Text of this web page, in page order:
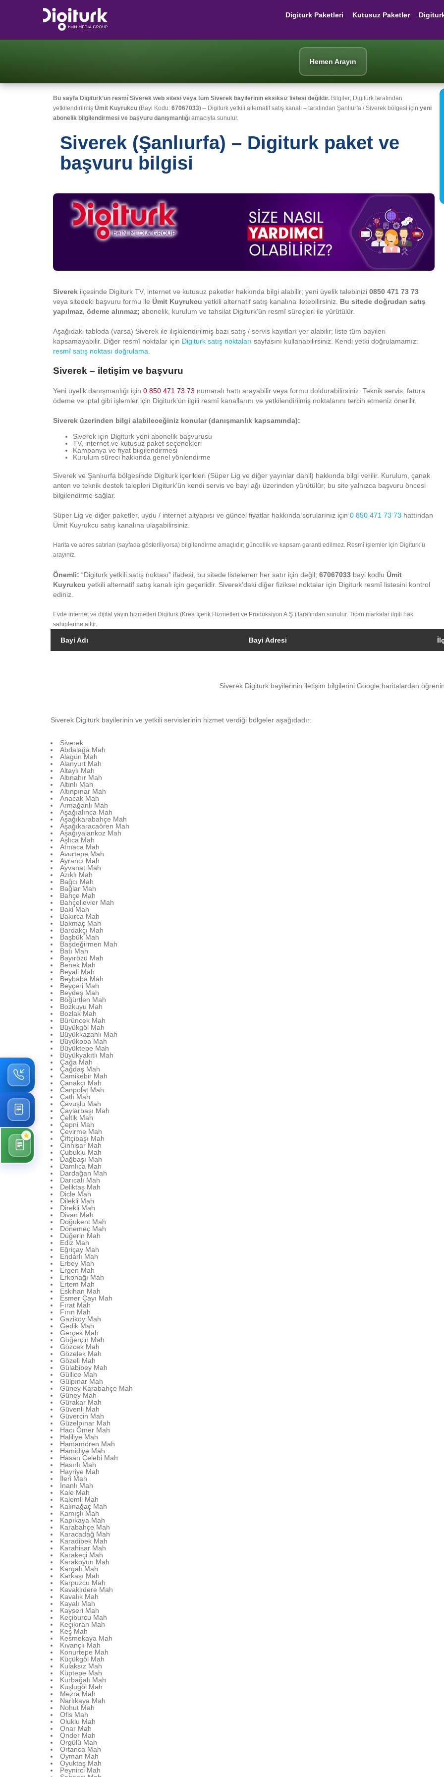
Digiturk Paketleri Kutusuz Paketler
Hemen Arayın
Bu sayfa Digiturk’ün resmî Siverek web sitesi veya tüm Siverek bayilerinin eksiksiz listesi değildir. Bilgiler; Digiturk tarafından
yetkilendirilmiş Ümit Kuyrukcu (Bayi Kodu: 67067033) – Digiturk yetkili alternatif satış kanalı – tarafından Şanlıurfa / Siverek bölgesi için yeni
abonelik bilgilendirmesi ve başvuru danışmanlığı amacıyla sunulur.
Siverek (Şanlıurfa) – Digiturk paket ve
başvuru bilgisi
Siverek ilçesinde Digiturk TV, internet ve kutusuz paketler hakkında bilgi alabilir; yeni üyelik talebinizi 0850 471 73 73
veya sitedeki başvuru formu ile Ümit Kuyrukcu yetkili alternatif satış kanalına iletebilirsiniz. Bu sitede doğrudan satış
yapılmaz, ödeme alınmaz; abonelik, kurulum ve tahsilat Digiturk’ün resmî süreçleri ile yürütülür.
Aşağıdaki tabloda (varsa) Siverek ile ilişkilendirilmiş bazı satış / servis kayıtları yer alabilir; liste tüm bayileri
kapsamayabilir. Diğer resmî noktalar için Digiturk satış noktaları sayfasını kullanabilirsiniz. Kendi yetki doğrulamamız:
resmî satış noktası doğrulama
Siverek – iletişim ve başvuru
Yeni üyelik danışmanlığı için 0 850 471 73 73 numaralı hattı arayabilir veya formu doldurabilirsiniz. Teknik servis, fatura
ödeme ve iptal gibi işlemler için Digiturk’ün ilgili resmî kanallarını ve yetkilendirilmiş noktalarını tercih etmeniz önerilir.
Siverek üzerinden bilgi alabileceğiniz konular (danışmanlık kapsamında):
Siverek için Digiturk yeni abonelik başvurusu
TV, internet ve kutusuz paket seçenekleri
Kampanya ve fiyat bilgilendirmesi
Kurulum süreci hakkında genel yönlendirme
Siverek ve Şanlıurfa bölgesinde Digiturk içerikleri (Süper Lig ve diğer yayınlar dahil) hakkında bilgi verilir. Kurulum, çanak
anten ve teknik destek talepleri Digiturk’ün kendi servis ve bayi ağı üzerinden yürütülür; bu site yalnızca başvuru öncesi
bilgilendirme sağlar.
Süper Lig ve diğer paketler, uydu / internet altyapısı ve güncel fiyatlar hakkında sorularınız için 0 850 471 73 73 hattından
Ümit Kuyrukcu satış kanalına ulaşabilirsiniz.
Harita ve adres satırları (sayfada gösteriliyorsa) bilgilendirme amaçlıdır; güncellik ve kapsam garanti edilmez. Resmî işlemler için Digiturk’ü
arayınız.
Önemli: “Digiturk yetkili satış noktası” ifadesi, bu sitede listelenen her satır için değil; 67067033 bayi kodlu Ümit
Kuyrukcu yetkili alternatif satış kanalı için geçerlidir. Siverek’daki diğer fiziksel noktalar için Digiturk resmî listesini kontrol
ediniz.
Evde internet ve dijital yayın hizmetleri Digiturk (Krea İçerik Hizmetleri ve Prodüksiyon A.Ş.) tarafından sunulur. Ticari markalar ilgili hak
sahiplerine aittir.
Bayi Adı Bayi Adresi
Siverek Digiturk bayilerinin iletişim bilgilerini Google haritalardan
Siverek Digiturk bayilerinin ve yetkili servislerinin hizmet verdiği bölgeler aşağıdadır:
Siverek
Abdalağa Mah
Alagün Mah
Alanyurt Mah
Altaylı Mah
Altınahır Mah
Altınlı Mah
Altınpınar Mah
Anacak Mah
Armağanlı Mah
Aşağıalınca Mah
Aşağıkarabahçe Mah
Aşağıkaracaören Mah
Aşağıyalankoz Mah
Aşlıca Mah
Atmaca Mah
Avurtepe Mah
Ayrancı Mah
Ayvanat Mah
Azıklı Mah
Bağcı Mah
Bağlar Mah
Bahçe Mah
Bahçelievler Mah
Baki Mah
Bakırca Mah
Bakmaç Mah
Bardakçı Mah
Başbük Mah
Başdeğirmen Mah
Batı Mah
Bayırözü Mah
Benek Mah
Beyali Mah
Beybaba Mah
Beyçeri Mah
Beydeş Mah
Böğürtlen Mah
Bozkuyu Mah
Bozlak Mah
Bürüncek Mah
Büyükgöl Mah
Büyükkazanlı Mah
Büyükoba Mah
Büyüktepe Mah
Büyükyakıtlı Mah
Çağa Mah
Çağdaş Mah
Camikebir Mah
Çanakçı Mah
Canpolat Mah
Çatlı Mah
Çavuşlu Mah
Çaylarbaşı Mah
Çeltik Mah
Çepni Mah
Çevirme Mah
Çiftçibaşı Mah
Cinhisar Mah
Çubuklu Mah
Dağbaşı Mah
Damlıca Mah
Dardağan Mah
Darıcalı Mah
Deliktaş Mah
Dicle Mah
Dilekli Mah
Direkli Mah
Divan Mah
Doğukent Mah
Dönemeç Mah
Düğerin Mah
Ediz Mah
Eğriçay Mah
Endarlı Mah
Erbey Mah
Ergen Mah
Erkonağı Mah
Ertem Mah
Eskihan Mah
Esmer Çayı Mah
Fırat Mah
Fırın Mah
Gaziköy Mah
Gedik Mah
Gerçek Mah
Göğerçin Mah
Gözcek Mah
Gözelek Mah
Gözeli Mah
Gülabibey Mah
Güllice Mah
Gülpınar Mah
Güney Karabahçe Mah
Güney Mah
Gürakar Mah
Güvenli Mah
Güvercin Mah
Güzelpınar Mah
Hacı Ömer Mah
Haliliye Mah
Hamamören Mah
Hamidiye Mah
Hasan Çelebi Mah
Hasırlı Mah
Hayriye Mah
İleri Mah
İnanlı Mah
Kale Mah
Kalemli Mah
Kalınağaç Mah
Kamışlı Mah
Kapıkaya Mah
Karabahçe Mah
Karacadağ Mah
Karadibek Mah
Karahisar Mah
Karakeçi Mah
Karakoyun Mah
Kargalı Mah
Karkaşı Mah
Karpuzcu Mah
Kavaklıdere Mah
Kavalık Mah
Kayalı Mah
Kayseri Mah
Keçiburcu Mah
Keçikıran Mah
Keş Mah
Kesmekaya Mah
Kıvançlı Mah
Konurtepe Mah
Küçükgöl Mah
Kulaksız Mah
Küptepe Mah
Kurbağalı Mah
Kuşlugöl Mah
Mezra Mah
Narlıkaya Mah
Nohut Mah
Ofis Mah
Oluklu Mah
Onar Mah
Önder Mah
Örgülü Mah
Ortanca Mah
Oyman Mah
Oyuktaş Mah
Peynirci Mah